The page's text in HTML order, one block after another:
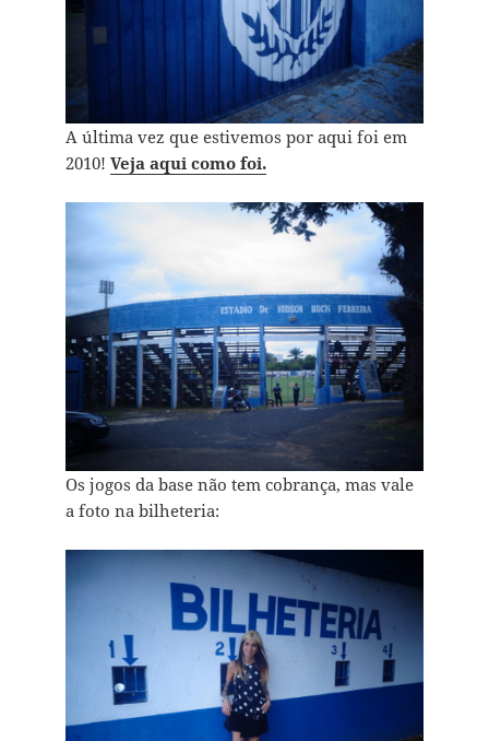
A última vez que estivemos por aqui foi em
2010! Veja aqui como foi.
Os jogos da base não tem cobrança, mas vale
a foto na bilheteria: